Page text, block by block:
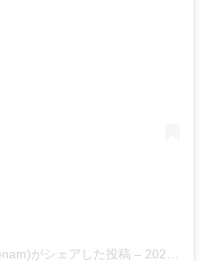
がシェアした投稿 – 2020年 3月月7日午前6時42分PST